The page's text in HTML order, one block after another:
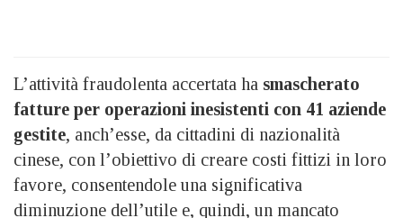
L’attività fraudolenta accertata ha smascherato
fatture per operazioni inesistenti con 41 aziende
gestite, anch’esse, da cittadini di nazionalità
cinese, con l’obiettivo di creare costi fittizi in loro
favore, consentendole una significativa
diminuzione dell’utile e, quindi, un mancato